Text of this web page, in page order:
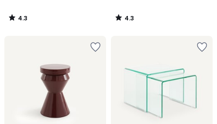
4.3
/
4.3
/